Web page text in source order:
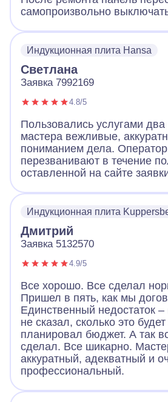
самопроизвольно
Индукционная плита Hansa
Светлана
Заявка 7992169
4.8/5
Пользовались услугами
мастера вежливые,
пониманием дела.
перезванивают в течение
оставленной на сайте
Индукционная плита
Дмитрий
Заявка 5132570
4.9/5
Все хорошо. Все сделал
Пришел в пять, как мы
Единственный недостаток
не сказал, сколько это
планировал бюджет. А так
сделал. Все шикарно.
аккуратный, адекватный и
профессиональный.